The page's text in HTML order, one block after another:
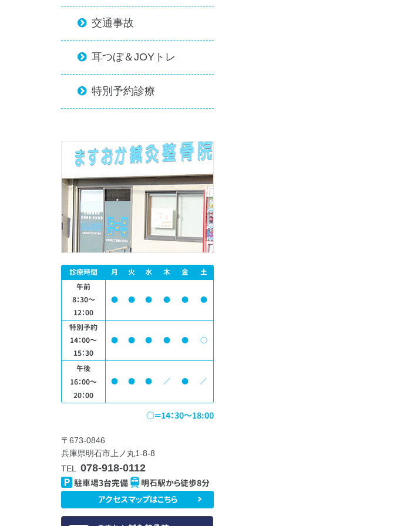
 交通事故
 耳つぼ＆JOYトレ
 特別予約診療
診療時間 月 火 水 木 金
土
午前
8：30～
12：00
● ● ● ● ● ●
特別予約
14：00～
15：30
● ● ● ● ● ○
午後
16：00～
20：00
● ● ● ／ ● ／
○＝14：30～18:00
〒673-0846
兵庫県明石市上ノ丸1-8-8
TEL
078-918-0112
駐車場3台完備
明石駅から徒歩8分
アクセスマップはこちら